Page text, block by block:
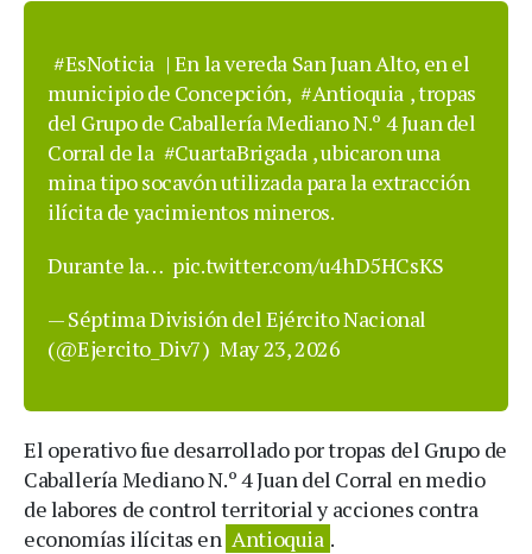
#EsNoticia | En la vereda San Juan Alto, en el
municipio de Concepción, #Antioquia , tropas
del Grupo de Caballería Mediano N.º 4 Juan del
Corral de la #CuartaBrigada , ubicaron una
mina tipo socavón utilizada para la extracción
ilícita de yacimientos mineros.
Durante la… pic.twitter.com/u4hD5HCsKS
— Séptima División del Ejército Nacional
(@Ejercito_Div7) May 23, 2026
El operativo fue desarrollado por tropas del Grupo de
Caballería Mediano N.º 4 Juan del Corral en medio
de labores de control territorial y acciones contra
economías ilícitas en Antioquia .